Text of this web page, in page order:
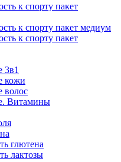
к спорту пакет
к спорту пакет медиум
к спорту пакет
3в1
кожи
волос
Витамины
глютена
лактозы